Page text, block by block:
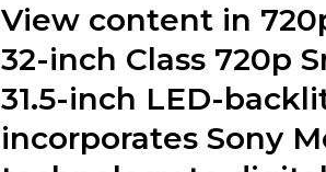
View content in
32-inch Class 720p
31.5-inch LED-
incorporates Sony